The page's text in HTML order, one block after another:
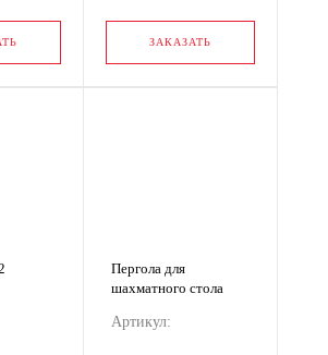
ЗАКАЗАТЬ
Пергола для
шахматного стола
Артикул: